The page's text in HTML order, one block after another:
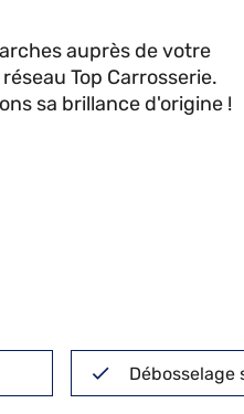
auprès de votre
Top Carrosserie.
sa brillance d'origine !
Débosselage